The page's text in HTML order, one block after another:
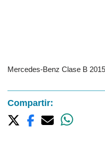
Mercedes-Benz Clase B 2015
Compartir: